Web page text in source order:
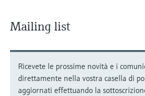
Mailing list
Ricevete le prossime novità e i
direttamente nella vostra casella di
aggiornati effettuando la